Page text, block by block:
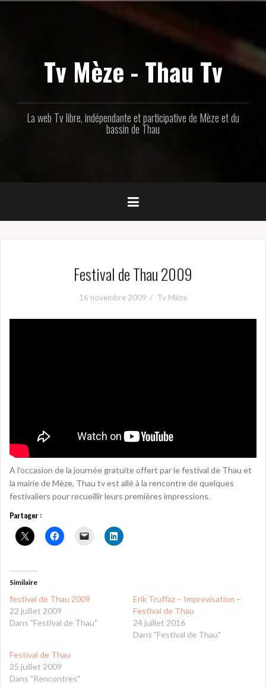
Tv Mèze - Thau Tv
La web Tv libre, indépendante et participative de Mèze et du
bassin de Thau
Festival de Thau 2009
16 novembre 2009 Tv Mèze
A l’occasion de la journée gratuite offert par le festival de Thau et
la mairie de Mèze, Thau tv est allé à la rencontre de quelques
festivaliers pour recueillir leurs premières impressions.
Partager :
Similaire
festival de Thau 2009
22 juillet 2009
Dans "Festival de Thau"
Erik Truffaz – Improvisation –
Festival de Thau
24 juillet 2016
Dans "Festival de Thau"
Festival de Thau
25 juillet 2009
Dans "Rencontres"